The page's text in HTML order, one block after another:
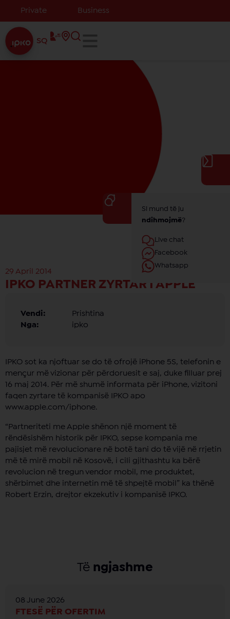
Private Business
SQ
29 April 2014
IPKO PARTNER ZYRTAR I APPLE
Vendi:
Prishtina
Nga:
ipko
IPKO sot ka njoftuar se do të ofrojë iPhone 5S, telefonin e
mençur më vizionar për përdoruesit e saj, duke filluar prej
16 maj 2014. Për më shumë informata për iPhone, vizitoni
faqen zyrtare të kompanisë IPKO apo
www.apple.com/iphone.
“Partneriteti me Apple shënon një moment të
rëndësishëm historik për IPKO, sepse kompania me
pajisjet më revolucionare në botë tani do të vijë në rrjetin
më të mirë mobil në Kosovë, i cili gjithashtu ka bërë
revolucion në tregun vendor mobil, me produktet,
shërbimet dhe internetin më të shpejtë mobil” ka thënë
Robert Erzin, drejtor ekzekutiv i kompanisë IPKO.
Të ngjashme
08 June 2026
FTESË PËR OFERTIM
Si mund të ju
ndihmojmë?
Live chat
Facebook
Whatsapp